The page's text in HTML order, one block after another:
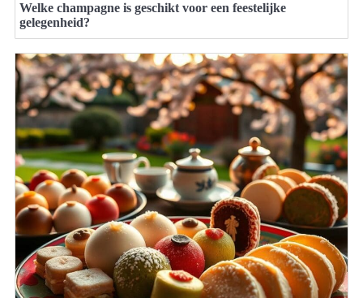
Welke champagne is geschikt voor een feestelijke
gelegenheid?